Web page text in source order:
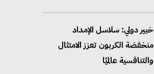
خبير دولي: سلاسل الإمداد
منخفضة الكربون تعزز الامتثال
والتنافسية عالميًا